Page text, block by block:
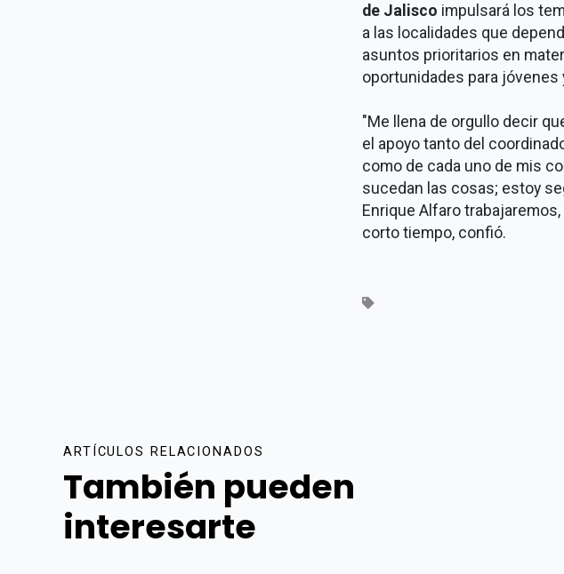
de Jalisco impulsará los
a las localidades que
asuntos prioritarios en
oportunidades para jóvenes
"Me llena de orgullo decir
el apoyo tanto del
como de cada uno de mis
sucedan las cosas; estoy
Enrique Alfaro
corto tiempo, confió.
ARTÍCULOS RELACIONADOS
También pueden
interesarte